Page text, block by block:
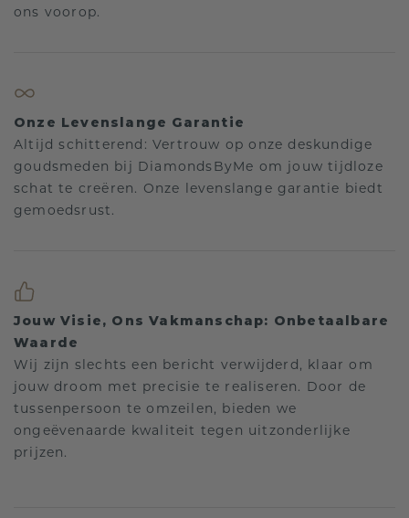
ons voorop.
Onze Levenslange Garantie
Altijd schitterend: Vertrouw op onze deskundige
goudsmeden bij DiamondsByMe om jouw tijdloze
schat te creëren. Onze levenslange garantie biedt
gemoedsrust.
Jouw Visie, Ons Vakmanschap: Onbetaalbare
Waarde
Wij zijn slechts een bericht verwijderd, klaar om
jouw droom met precisie te realiseren. Door de
tussenpersoon te omzeilen, bieden we
ongeëvenaarde kwaliteit tegen uitzonderlijke
prijzen.